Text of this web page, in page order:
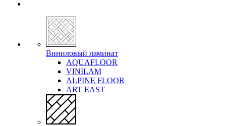
Виниловый ламинат
AQUAFLOOR
VINILAM
ALPINE FLOOR
ART EAST